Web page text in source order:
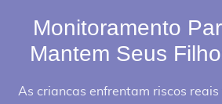
Monitoramento
Mantem Seus
As criancas enfrentam riscos